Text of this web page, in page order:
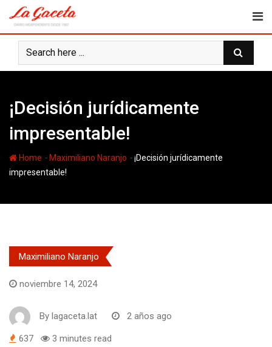
content
¡Decisión jurídicamente
impresentable!
Home - Maximiliano Naranjo -¡Decisión jurídicamente
impresentable!
Maximiliano Naranjo
noviembre 14, 2024
By lagaceta.lat 2 años ago
637 3 minutes read